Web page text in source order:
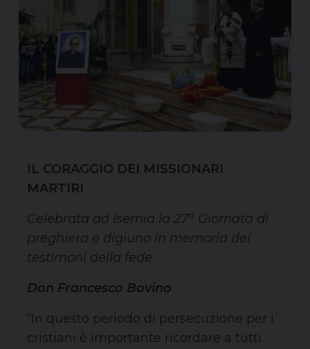
IL CORAGGIO DEI MISSIONARI
MARTIRI
Celebrata ad Isernia la 27a Giornata di
preghiera e digiuno in memoria dei
testimoni della fede
Don Francesco Bovino
“In questo periodo di persecuzione per i
cristiani è importante ricordare a tutti